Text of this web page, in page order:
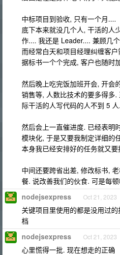
中标项目到验收, 只有一个月....
底下本来就没几个人, 干活的人
作.... 我还是 Leader.... 兼顾几
而经常白天和项目经理纠缠客
据标书一个个完成, 客户也随时
然后晚上吃完饭加班开会, 开会
销售等, 人数比技术的要多得多
际干活的人写代码的人不到 5 人.
然后会上一直催进度. 已经表明
模块化, 于是又要我制定详细的
本身我已经安排好的任务就又
中间还要跨省出差, 修改标书,
餐. 说改善我们的伙食. 可是每
nodejsexpress Oct 21, 2023
关键项目里使用的都是没用过
档
nodejsexpress Oct 21, 2023
心里慌得一批. 现在想走的正确